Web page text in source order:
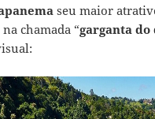
seu maior
chamada “garganta do